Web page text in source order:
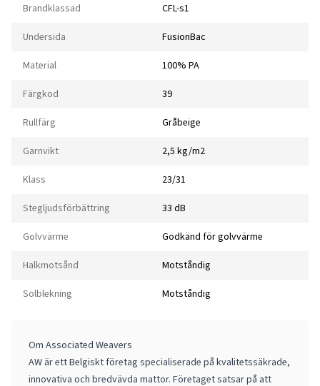
Brandklassad CFL-s1
Undersida FusionBac
Material 100% PA
Färgkod 39
Rullfärg Gråbeige
Garnvikt 2,5 kg/m2
Klass 23/31
Stegljudsförbättring 33 dB
Golvvärme Godkänd för golvvärme
Halkmotsånd Motståndig
Solblekning Motståndig
Om Associated Weavers
AW är ett Belgiskt företag specialiserade på kvalitetssäkrade,
innovativa och bredvävda mattor. Företaget satsar på att